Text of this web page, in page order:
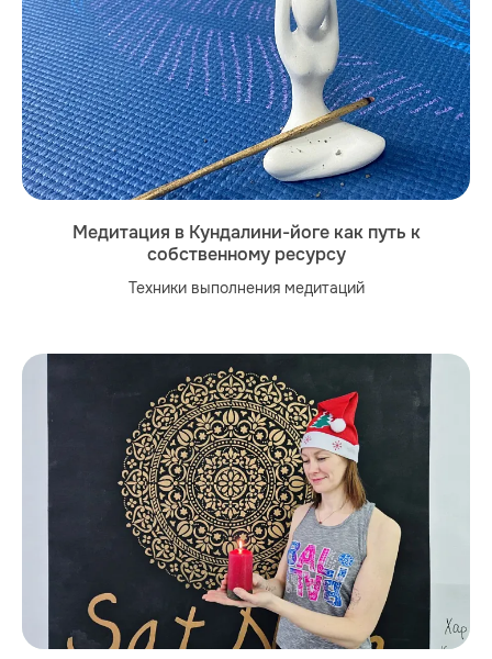
Медитация в Кундалини-йоге как путь к
собственному ресурсу
Техники выполнения медитаций